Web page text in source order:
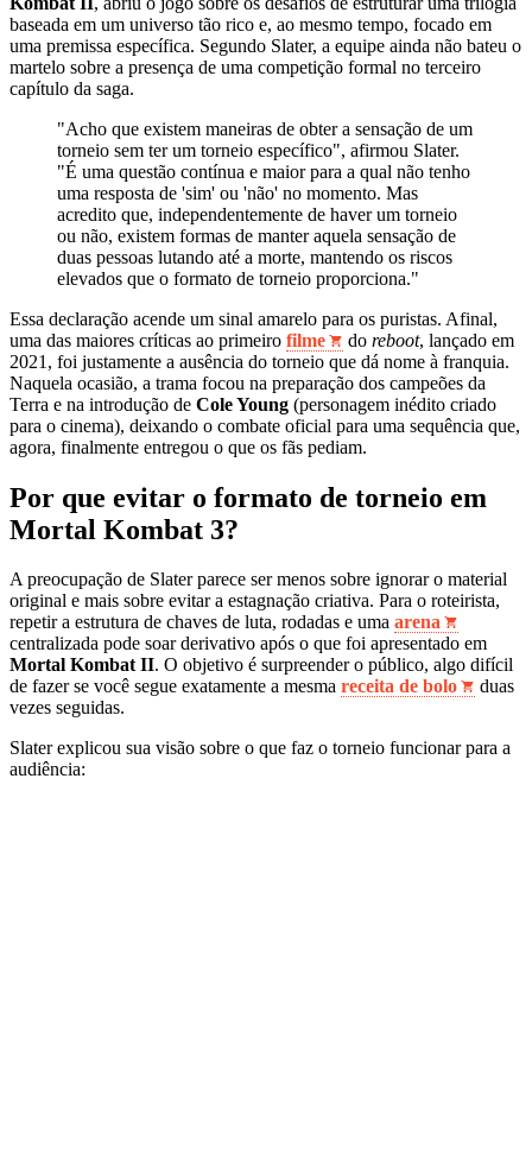
baseada em um universo tão rico e, ao mesmo tempo, focado em
uma premissa específica. Segundo Slater, a equipe ainda não bateu o
martelo sobre a presença de uma competição formal no terceiro
capítulo da saga.
"Acho que existem maneiras de obter a sensação de um
torneio sem ter um torneio específico", afirmou Slater.
"É uma questão contínua e maior para a qual não tenho
uma resposta de 'sim' ou 'não' no momento. Mas
acredito que, independentemente de haver um torneio
ou não, existem formas de manter aquela sensação de
duas pessoas lutando até a morte, mantendo os riscos
elevados que o formato de torneio proporciona."
Essa declaração acende um sinal amarelo para os puristas. Afinal,
uma das maiores críticas ao primeiro filme do reboot, lançado em
2021, foi justamente a ausência do torneio que dá nome à franquia.
Naquela ocasião, a trama focou na preparação dos campeões da
Terra e na introdução de Cole Young (personagem inédito criado
para o cinema), deixando o combate oficial para uma sequência que,
agora, finalmente entregou o que os fãs pediam.
Por que evitar o formato de torneio em
Mortal Kombat 3?
A preocupação de Slater parece ser menos sobre ignorar o material
original e mais sobre evitar a estagnação criativa. Para o roteirista,
repetir a estrutura de chaves de luta, rodadas e uma arena
centralizada pode soar derivativo após o que foi apresentado em
Mortal Kombat II. O objetivo é surpreender o público, algo difícil
de fazer se você segue exatamente a mesma receita de bolo
duas
vezes seguidas.
Slater explicou sua visão sobre o que faz o torneio funcionar para a
audiência: